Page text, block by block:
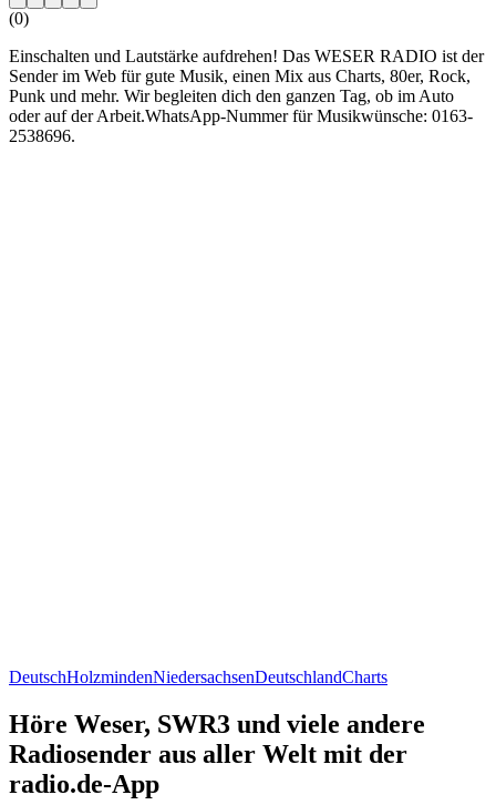
(0)
Einschalten und Lautstärke aufdrehen! Das WESER RADIO ist der
Sender im Web für gute Musik, einen Mix aus Charts, 80er, Rock,
Punk und mehr. Wir begleiten dich den ganzen Tag, ob im Auto
oder auf der Arbeit.WhatsApp-Nummer für Musikwünsche: 0163-
2538696.
DeutschHolzmindenNiedersachsenDeutschlandCharts
Höre Weser, SWR3 und viele andere
Radiosender aus aller Welt mit der
radio.de-App